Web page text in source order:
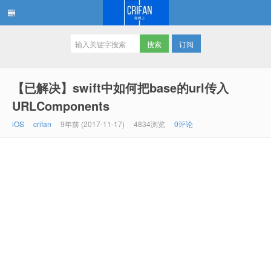
订阅
【已解决】swift中如何把base的url传入
URLComponents
iOS crifan 9年前 (2017-11-17) 4834浏览 0评论